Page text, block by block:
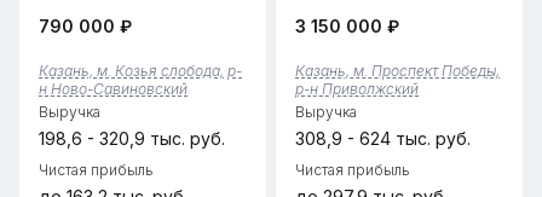
Площадь помещения — 55
просторной зоной выдачи и
складским пространством.•
Пункт работает с 2025 года,
ф...
790 000 ₽
Казань, м. Козья слобода, р-
н Ново-Савиновский
Выручка
198,6 - 320,9 тыс. руб.
Чистая прибыль
прибыльных пункта!
для инвесторов: готовый
бизнес, состоящий из двух
успешно работающих
пунктов выдачи заказов
Wil...
3 150 000 ₽
Казань, м. Проспект Победы,
р-н Приволжский
Выручка
308,9 - 624 тыс. руб.
Чистая прибыль